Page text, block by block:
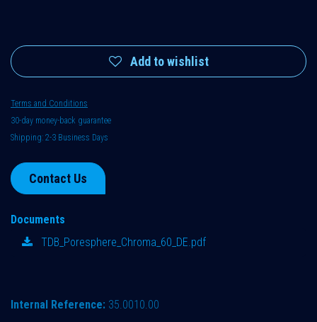
Add to wishlist
Terms and Conditions
30-day money-back guarantee
Shipping: 2-3 Business Days
Contact Us
Documents
TDB_Poresphere_Chroma_60_DE.pdf
Internal Reference: 35.0010.00